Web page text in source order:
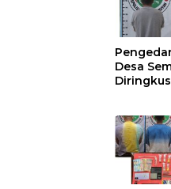
Desa
Diringkus